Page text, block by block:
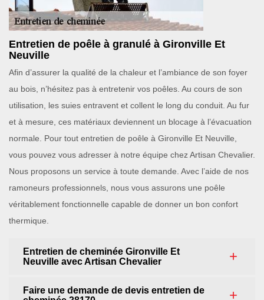
Entretien de poêle à granulé à Gironville Et
Neuville
Afin d’assurer la qualité de la chaleur et l’ambiance de son foyer
au bois, n’hésitez pas à entretenir vos poêles. Au cours de son
utilisation, les suies entravent et collent le long du conduit. Au fur
et à mesure, ces matériaux deviennent un blocage à l’évacuation
normale. Pour tout entretien de poêle à Gironville Et Neuville,
vous pouvez vous adresser à notre équipe chez Artisan Chevalier.
Nous proposons un service à toute demande. Avec l’aide de nos
ramoneurs professionnels, nous vous assurons une poêle
véritablement fonctionnelle capable de donner un bon confort
thermique.
Entretien de cheminée Gironville Et
Neuville avec Artisan Chevalier
Faire une demande de devis entretien de